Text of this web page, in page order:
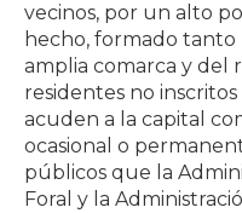
vecinos, por un alto
hecho, formado
amplia comarca y del
residentes no
acuden a la capital
ocasional o
públicos que la
Foral y la